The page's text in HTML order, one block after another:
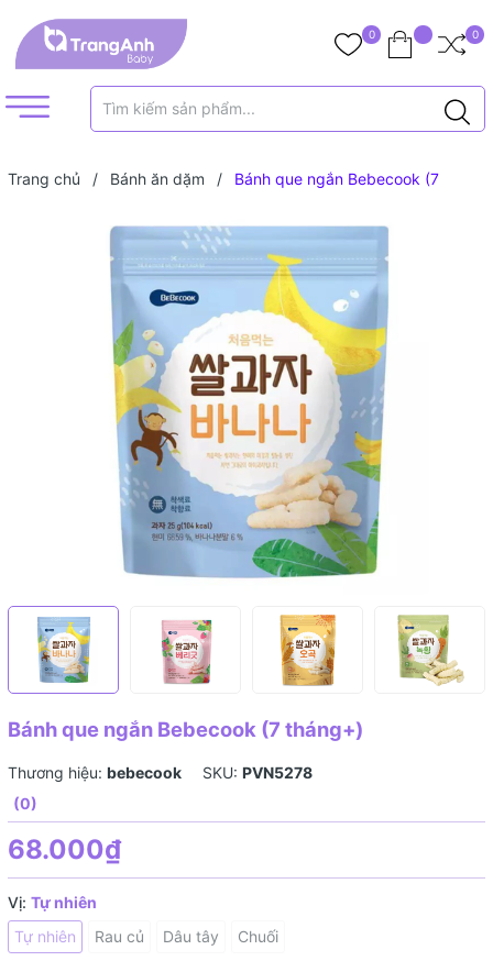
0 0
Trang chủ / Bánh ăn dặm /
Bánh que ngắn Bebecook (7
Bánh que ngắn Bebecook (7 tháng+)
Thương hiệu: bebecook SKU: PVN5278
(0)
68.000₫
Vị: Tự nhiên
Tự nhiên
Rau củ Dâu tây Chuối